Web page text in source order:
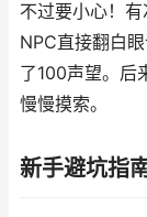
不过要小心！有
NPC直接翻白
了100声望。后
慢慢摸索。
新手避坑指